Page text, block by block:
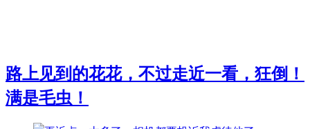
路上见到的花花，不过走近一看，狂倒！
满是毛虫！